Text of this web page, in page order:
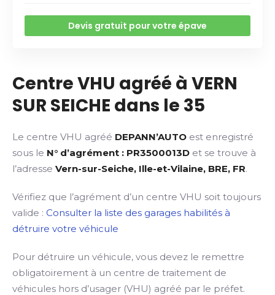
Devis gratuit pour votre épave
Centre VHU agréé à VERN
SUR SEICHE dans le 35
Le centre VHU agréé DEPANN’AUTO est enregistré
sous le N° d’agrément : PR3500013D et se trouve à
l’adresse Vern-sur-Seiche, Ille-et-Vilaine, BRE, FR.
Vérifiez que l’agrément d’un centre VHU soit toujours
valide : Consulter la liste des garages habilités à
détruire votre véhicule
Pour détruire un véhicule, vous devez le remettre
obligatoirement à un centre de traitement de
véhicules hors d’usager (VHU) agréé par le préfet.